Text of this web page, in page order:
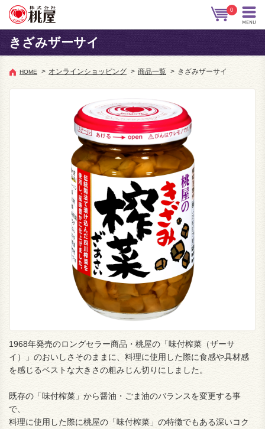
0
きざみザーサイ
HOME > オンラインショッピング > 商品一覧 > きざみザーサイ
1968年発売のロングセラー商品・桃屋の「味付榨菜（ザーサ
イ）」のおいしさそのままに、料理に使用した際に食感や具材感
を感じるベストな大きさの粗みじん切りにしました。
既存の「味付榨菜」から醤油・ごま油のバランスを変更する事
で、
料理に使用した際に桃屋の「味付榨菜」の特徴でもある深いコク